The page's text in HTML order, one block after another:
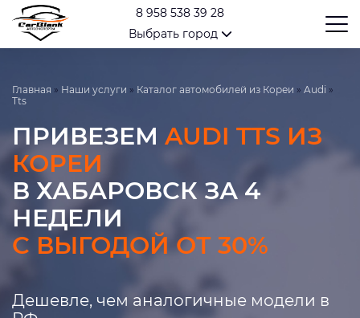
8 958 538 39 28
Выбрать город
Главная » Наши услуги » Каталог автомобилей из Кореи » Audi »
Tts
ПРИВЕЗЕМ AUDI TTS ИЗ
КОРЕИ
В ХАБАРОВСК ЗА 4
НЕДЕЛИ
С ВЫГОДОЙ ОТ 30%
Дешевле, чем аналогичные модели в